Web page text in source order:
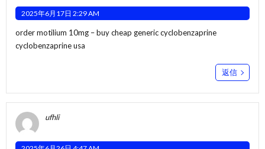
2025年6月17日 2:29 AM
order motilium 10mg –buy cheap generic cyclobenzaprine
cyclobenzaprine usa
返信
ufhli